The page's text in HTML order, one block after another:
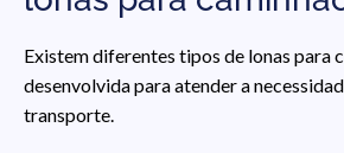
Existem diferentes tipos de lonas para
desenvolvida para atender a
transporte.